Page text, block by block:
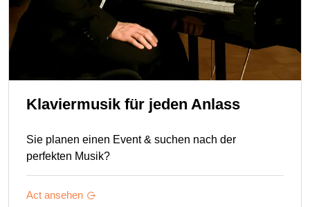
Klaviermusik für jeden Anlass
Sie planen einen Event & suchen nach der
perfekten Musik?
Act ansehen